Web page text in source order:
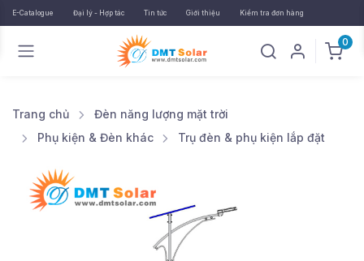
E-Catalogue Đại lý - Hợp tác Tin tức Giới thiệu Kiểm tra đơn hàng
0
Trang chủ
Đèn năng lượng mặt trời
Phụ kiện & Đèn khác
Trụ đèn & phụ kiện lắp đặt